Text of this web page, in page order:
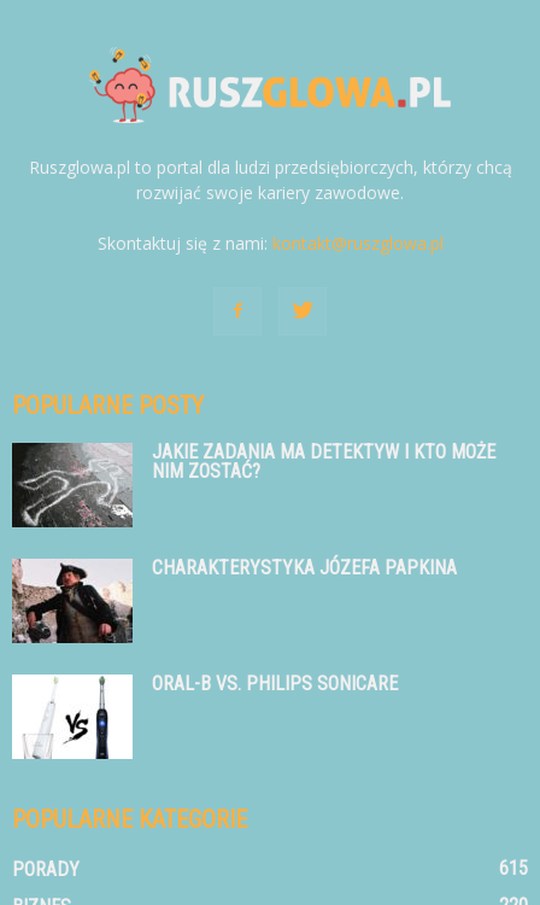
Ruszglowa.pl to portal dla ludzi przedsiębiorczych, którzy chcą
rozwijać swoje kariery zawodowe.
Skontaktuj się z nami: kontakt@ruszglowa.pl
POPULARNE POSTY
JAKIE ZADANIA MA DETEKTYW I KTO MOŻE
NIM ZOSTAĆ?
CHARAKTERYSTYKA JÓZEFA PAPKINA
ORAL-B VS. PHILIPS SONICARE
POPULARNE KATEGORIE
PORADY
615